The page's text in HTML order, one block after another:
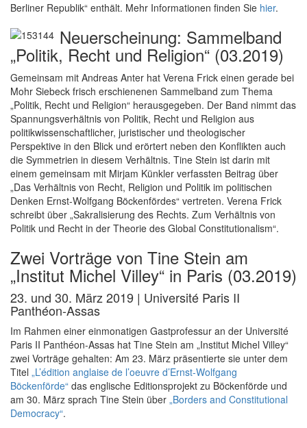
Berliner Republik“ enthält. Mehr Informationen finden Sie hier.
Neuerscheinung: Sammelband
„Politik, Recht und Religion“ (03.2019)
Gemeinsam mit Andreas Anter hat Verena Frick einen gerade bei
Mohr Siebeck frisch erschienenen Sammelband zum Thema
„Politik, Recht und Religion“ herausgegeben. Der Band nimmt das
Spannungsverhältnis von Politik, Recht und Religion aus
politikwissenschaftlicher, juristischer und theologischer
Perspektive in den Blick und erörtert neben den Konflikten auch
die Symmetrien in diesem Verhältnis. Tine Stein ist darin mit
einem gemeinsam mit Mirjam Künkler verfassten Beitrag über
„Das Verhältnis von Recht, Religion und Politik im politischen
Denken Ernst-Wolfgang Böckenfördes“ vertreten. Verena Frick
schreibt über „Sakralisierung des Rechts. Zum Verhältnis von
Politik und Recht in der Theorie des Global Constitutionalism“.
Zwei Vorträge von Tine Stein am
„Institut Michel Villey“ in Paris (03.2019)
23. und 30. März 2019 | Université Paris II
Panthéon-Assas
Im Rahmen einer einmonatigen Gastprofessur an der Université
Paris II Panthéon-Assas hat Tine Stein am „Institut Michel Villey“
zwei Vorträge gehalten: Am 23. März präsentierte sie unter dem
Titel „L’édition anglaise de l’oeuvre d’Ernst-Wolfgang
Böckenförde“ das englische Editionsprojekt zu Böckenförde und
am 30. März sprach Tine Stein über „Borders and Constitutional
Democracy“.